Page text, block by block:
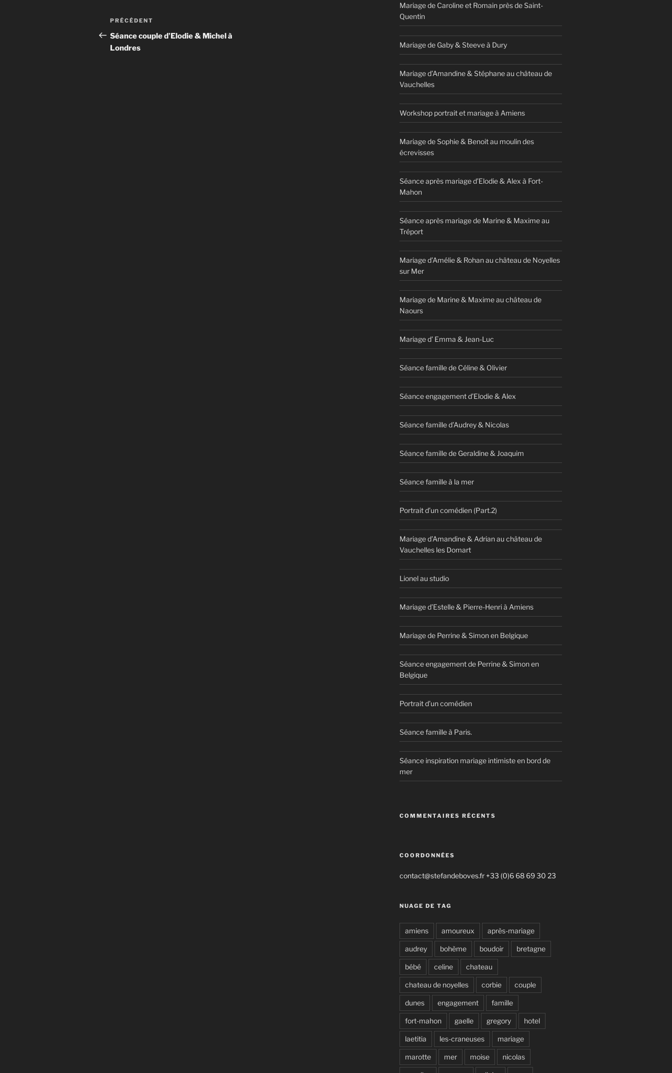
Navigation
de
l’article
Article
précédent
PRÉCÉDENT
Séance couple d’Elodie & Michel à
Londres
Mariage de Caroline et Romain près de Saint-
Quentin
Mariage de Gaby & Steeve à Dury
Mariage d’Amandine & Stéphane au château de
Vauchelles
Workshop portrait et mariage à Amiens
Mariage de Sophie & Benoit au moulin des
écrevisses
Séance après mariage d’Elodie & Alex à Fort-
Mahon
Séance après mariage de Marine & Maxime au
Tréport
Mariage d’Amélie & Rohan au château de Noyelles
sur Mer
Mariage de Marine & Maxime au château de
Naours
Mariage d’ Emma & Jean-Luc
Séance famille de Céline & Olivier
Séance engagement d’Elodie & Alex
Séance famille d’Audrey & Nicolas
Séance famille de Geraldine & Joaquim
Séance famille à la mer
Portrait d’un comédien (Part.2)
Mariage d’Amandine & Adrian au château de
Vauchelles les Domart
Lionel au studio
Mariage d’Estelle & Pierre-Henri à Amiens
Mariage de Perrine & Simon en Belgique
Séance engagement de Perrine & Simon en
Belgique
Portrait d’un comédien
Séance famille à Paris.
Séance inspiration mariage intimiste en bord de
mer
COMMENTAIRES RÉCENTS
COORDONNÉES
contact@stefandeboves.fr +33 (0)6 68 69 30 23
NUAGE DE TAG
amiens amoureux après-mariage
audrey bohème boudoir bretagne
bébé celine chateau
chateau de noyelles corbie couple
dunes engagement famille
fort-mahon gaelle gregory hotel
laetitia les-craneuses mariage
marotte mer moise nicolas